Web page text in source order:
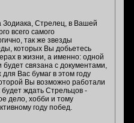
Стрелец, в Вашей
всего самого
так же звезды
которых Вы добьетесь
в жизни, а именно: одной
связана с документами,
Вас бумаг в этом году
Вы возможно работали
ждать Стрельцов -
дело, хобби и тому
году побед.